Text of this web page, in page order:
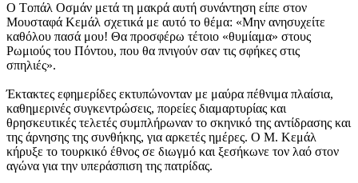
O Tοπάλ Oσμάν μετά τη μακρά αυτή συνάντηση είπε στον
Mουσταφά Kεμάλ σχετικά με αυτό το θέμα: «Mην ανησυχείτε
καθόλου πασά μου! Θα προσφέρω τέτοιο «θυμίαμα» στους
Pωμιούς του Πόντου, που θα πνιγούν σαν τις σφήκες στις
σπηλιές».
Έκτακτες εφημερίδες εκτυπώνονταν με μαύρα πέθνιμα πλαίσια,
καθημερινές συγκεντρώσεις, πορείες διαμαρτυρίας και
θρησκευτικές τελετές συμπλήρωναν το σκηνικό της αντίδρασης και
της άρνησης της συνθήκης, για αρκετές ημέρες. O M. Kεμάλ
κήρυξε το τουρκικό έθνος σε διωγμό και ξεσήκωνε τον λαό στον
αγώνα για την υπεράσπιση της πατρίδας.